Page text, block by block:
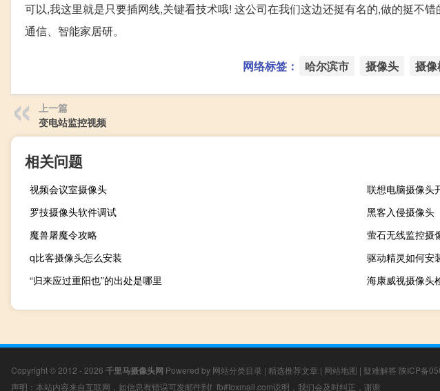
可以,我这里就是只要插网线,关键看技术哦! 这公司在我们这边还挺有名的,做的挺不
通信、智能家居研。
网络标签： 哈尔滨市 摄像头 摄像
上一篇
变电站监控视频
相关问题
视频会议室摄像头
联想电脑摄像头
罗技摄像头软件调试
黑客入侵摄像头
魔兽屠魔令攻略
萤石无线监控摄
q比客摄像头怎么安装
驱动精灵如何安
“归来应过重阳也”的出处是哪里
海康威视摄像头
Copyright © 2012 - 2026 千里马摄像头网 Powered by 网站分类目录 | 精选推荐文章 | 网站地图 | 疑难解答 陕ICP备
声明：本站内容来自互联网，如信息有错误可发邮件到f_fb#foxmail.com说明，我们会及时纠正，谢谢